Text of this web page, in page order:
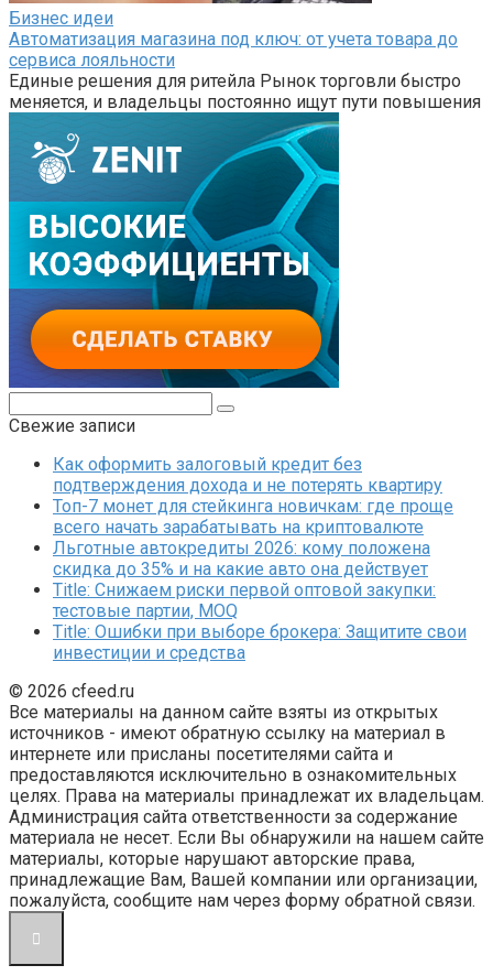
Бизнес идеи
Автоматизация магазина под ключ: от учета товара до
сервиса лояльности
Единые решения для ритейла Рынок торговли быстро
меняется, и владельцы постоянно ищут пути повышения
Свежие записи
Как оформить залоговый кредит без
подтверждения дохода и не потерять квартиру
Топ-7 монет для стейкинга новичкам: где проще
всего начать зарабатывать на криптовалюте
Льготные автокредиты 2026: кому положена
скидка до 35% и на какие авто она действует
Title: Снижаем риски первой оптовой закупки:
тестовые партии, MOQ
Title: Ошибки при выборе брокера: Защитите свои
инвестиции и средства
© 2026 cfeed.ru
Все материалы на данном сайте взяты из открытых
источников - имеют обратную ссылку на материал в
интернете или присланы посетителями сайта и
предоставляются исключительно в ознакомительных
целях. Права на материалы принадлежат их владельцам.
Администрация сайта ответственности за содержание
материала не несет. Если Вы обнаружили на нашем сайте
материалы, которые нарушают авторские права,
принадлежащие Вам, Вашей компании или организации,
пожалуйста, сообщите нам через форму обратной связи.